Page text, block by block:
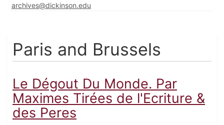
archives@dickinson.edu
Paris and Brussels
Le Dégout Du Monde. Par
Maximes Tirées de l'Ecriture &
des Peres